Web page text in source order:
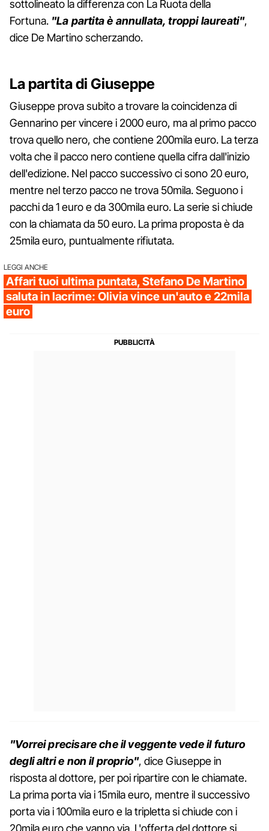
sottolineato la differenza con La Ruota della
Fortuna. "La partita è annullata, troppi laureati",
dice De Martino scherzando.
La partita di Giuseppe
Giuseppe prova subito a trovare la coincidenza di
Gennarino per vincere i 2000 euro, ma al primo pacco
trova quello nero, che contiene 200mila euro. La terza
volta che il pacco nero contiene quella cifra dall'inizio
dell'edizione. Nel pacco successivo ci sono 20 euro,
mentre nel terzo pacco ne trova 50mila. Seguono i
pacchi da 1 euro e da 300mila euro. La serie si chiude
con la chiamata da 50 euro. La prima proposta è da
25mila euro, puntualmente rifiutata.
LEGGI ANCHE
Affari tuoi ultima puntata, Stefano De Martino
saluta in lacrime: Olivia vince un'auto e 22mila
euro
"Vorrei precisare che il veggente vede il futuro
degli altri e non il proprio", dice Giuseppe in
risposta al dottore, per poi ripartire con le chiamate.
La prima porta via i 15mila euro, mentre il successivo
porta via i 100mila euro e la tripletta si chiude con i
20mila euro che vanno via. L'offerta del dottore si